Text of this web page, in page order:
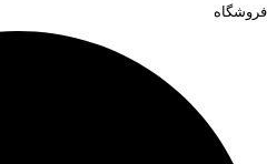
فروشگاه